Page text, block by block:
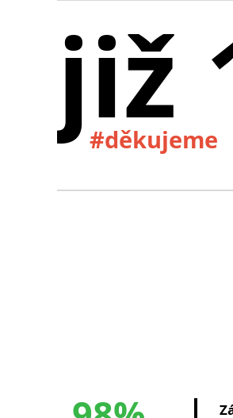
již
#děkujeme